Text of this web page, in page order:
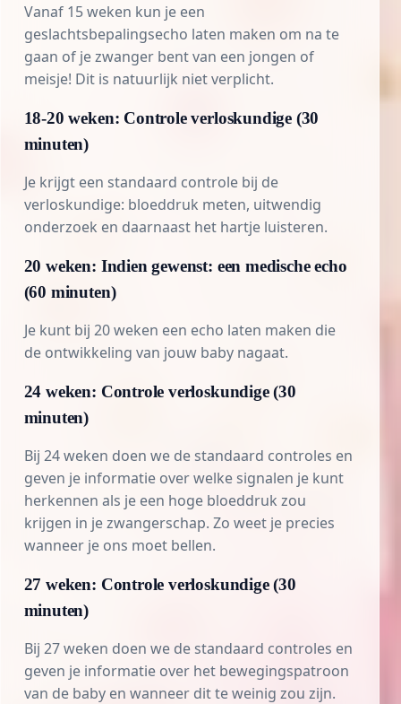
Vanaf 15 weken kun je een
geslachtsbepalingsecho laten maken om na te
gaan of je zwanger bent van een jongen of
meisje! Dit is natuurlijk niet verplicht.
18-20 weken: Controle verloskundige (30
minuten)
Je krijgt een standaard controle bij de
verloskundige: bloeddruk meten, uitwendig
onderzoek en daarnaast het hartje luisteren.
20 weken: Indien gewenst: een medische echo
(60 minuten)
Je kunt bij 20 weken een echo laten maken die
de ontwikkeling van jouw baby nagaat.
24 weken: Controle verloskundige (30
minuten)
Bij 24 weken doen we de standaard controles en
geven je informatie over welke signalen je kunt
herkennen als je een hoge bloeddruk zou
krijgen in je zwangerschap. Zo weet je precies
wanneer je ons moet bellen.
27 weken: Controle verloskundige (30
minuten)
Bij 27 weken doen we de standaard controles en
geven je informatie over het bewegingspatroon
van de baby en wanneer dit te weinig zou zijn.